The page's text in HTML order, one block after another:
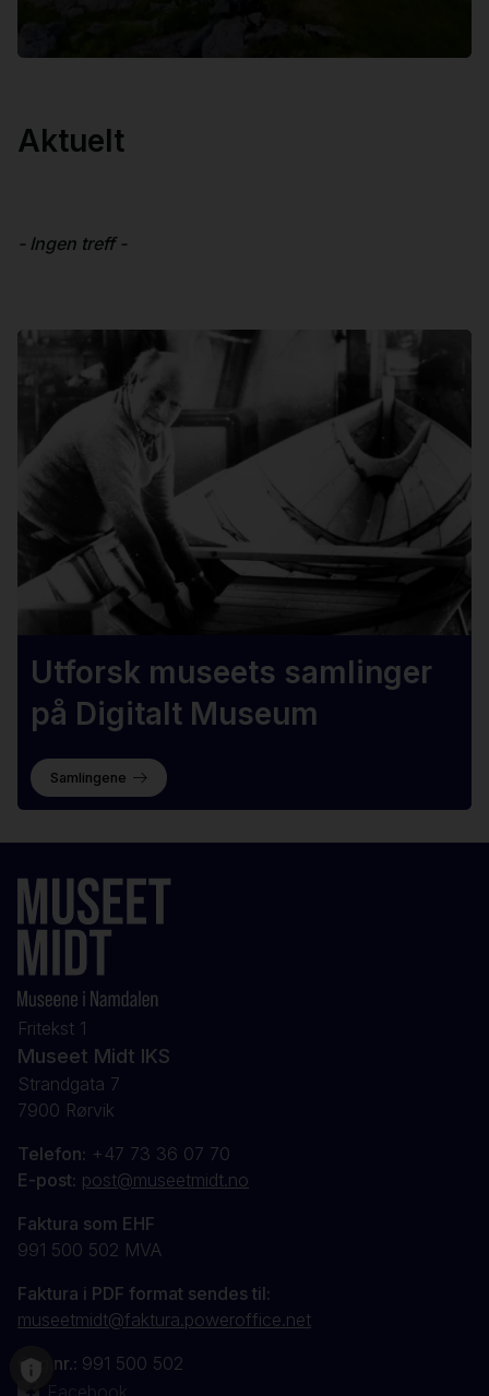
Aktuelt
- Ingen treff -
Utforsk museets samlinger
på Digitalt Museum
Samlingene
Fritekst 1
Museet Midt IKS
Strandgata 7
7900 Rørvik
Telefon: +47 73 36 07 70
E-post: post@museetmidt.no
Faktura som EHF
991 500 502 MVA
Faktura i PDF format sendes til:
museetmidt@faktura.poweroffice.net
Org.nr.: 991 500 502